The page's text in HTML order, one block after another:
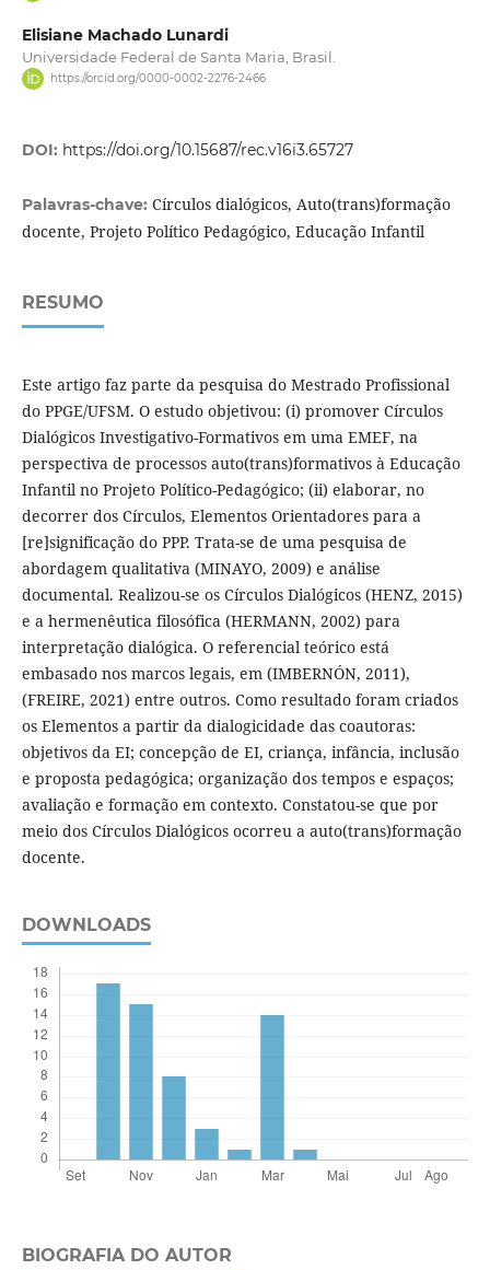
Elisiane Machado Lunardi
Universidade Federal de Santa Maria, Brasil.
https://orcid.org/0000-0002-2276-2466
DOI: https://doi.org/10.15687/rec.v16i3.65727
Palavras-chave: Círculos dialógicos, Auto(trans)formação
docente, Projeto Político Pedagógico, Educação Infantil
RESUMO
Este artigo faz parte da pesquisa do Mestrado Profissional
do PPGE/UFSM. O estudo objetivou: (i) promover Círculos
Dialógicos Investigativo-Formativos em uma EMEF, na
perspectiva de processos auto(trans)formativos à Educação
Infantil no Projeto Político-Pedagógico; (ii) elaborar, no
decorrer dos Círculos, Elementos Orientadores para a
[re]significação do PPP. Trata-se de uma pesquisa de
abordagem qualitativa (MINAYO, 2009) e análise
documental. Realizou-se os Círculos Dialógicos (HENZ, 2015)
e a hermenêutica filosófica (HERMANN, 2002) para
interpretação dialógica. O referencial teórico está
embasado nos marcos legais, em (IMBERNÓN, 2011),
(FREIRE, 2021) entre outros. Como resultado foram criados
os Elementos a partir da dialogicidade das coautoras:
objetivos da EI; concepção de EI, criança, infância, inclusão
e proposta pedagógica; organização dos tempos e espaços;
avaliação e formação em contexto. Constatou-se que por
meio dos Círculos Dialógicos ocorreu a auto(trans)formação
docente.
DOWNLOADS
BIOGRAFIA DO AUTOR